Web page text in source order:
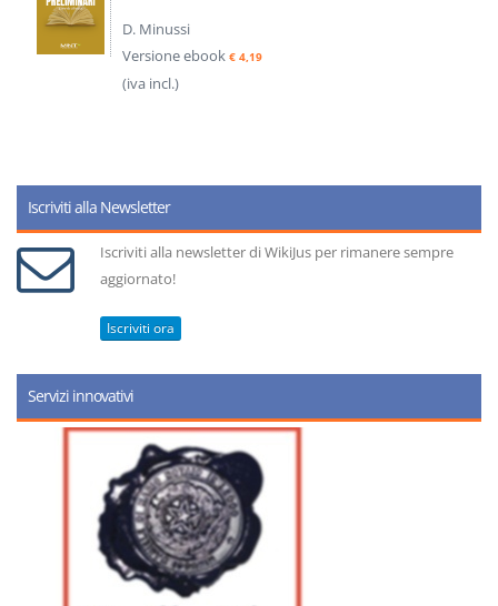
D. Minussi
Versione ebook € 4,19
(iva incl.)
Iscriviti alla Newsletter
Iscriviti alla newsletter di WikiJus per rimanere sempre
aggiornato!
Iscriviti ora
Servizi innovativi